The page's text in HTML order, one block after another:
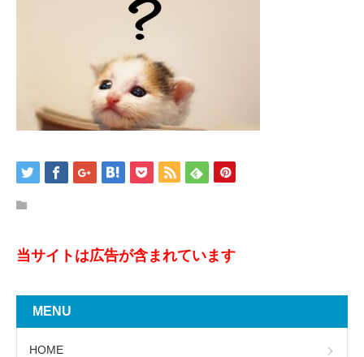
当サイトは広告が含まれています
MENU
HOME